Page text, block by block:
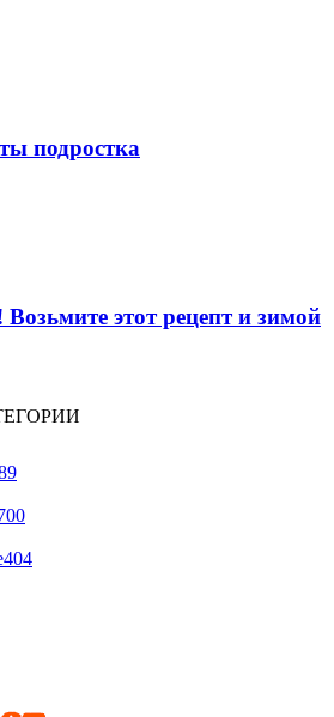
подростка
этот рецепт и зимой
404